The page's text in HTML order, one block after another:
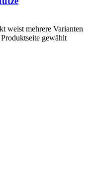
weist mehrere Varianten
gewählt